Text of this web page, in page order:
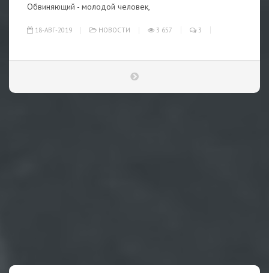
Обвиняющий - молодой человек,
18-АВГ-2019 НОВОСТИ 3 657 3